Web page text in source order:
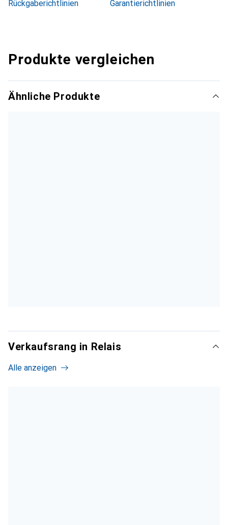
Rückgaberichtlinien Garantierichtlinien
Produkte vergleichen
Ähnliche Produkte
Verkaufsrang in Relais
Alle anzeigen